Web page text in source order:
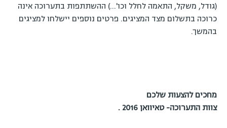
(גודל, משקל, התאמה לחלל וכו'…) ההשתתפות בתערוכה אינה
כרוכה בתשלום מצד המציגים. פרטים נוספים יישלחו למציגים
בהמשך.
מחכים להצעות שלכם
צוות התערוכה- טאיוואן 2016 .